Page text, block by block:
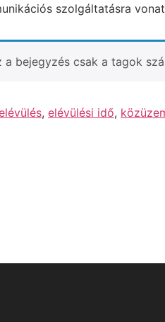
szolgáltatásra
a bejegyzés csak a tagok
, elévülési idő,